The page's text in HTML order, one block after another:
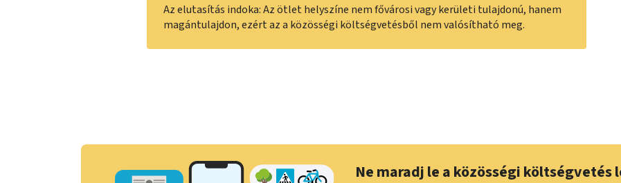
Az elutasítás indoka: Az ötlet helyszíne nem fővárosi vagy kerületi tulajdonú, hanem
magántulajdon, ezért az a közösségi költségvetésből nem valósítható meg.
Ne maradj le a közösségi